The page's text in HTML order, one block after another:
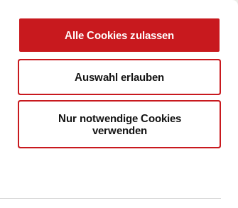
Alle Cookies zulassen
Auswahl erlauben
Nur notwendige Cookies
verwenden